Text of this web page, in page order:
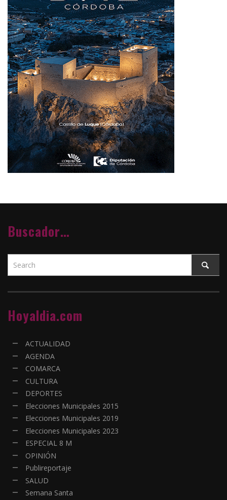
Buscador…
Hoyaldia.com
ACTUALIDAD
AGENDA
COMARCA
CULTURA
DEPORTES
Elecciones Municipales 2015
Elecciones Municipales 2019
Elecciones Municipales 2023
ESPECIAL 8 M
OPINIÓN
Publireportaje
SALUD
Semana Santa